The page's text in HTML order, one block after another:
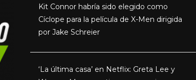
Kit Connor habría sido elegido como
Cíclope para la película de X-Men dirigida
por Jake Schreier
‘La última casa’ en Netflix: Greta Lee y